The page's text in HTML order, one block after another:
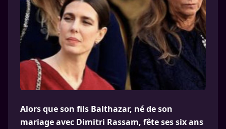
Alors que son fils Balthazar, né de son
mariage avec Dimitri Rassam, fête ses six ans